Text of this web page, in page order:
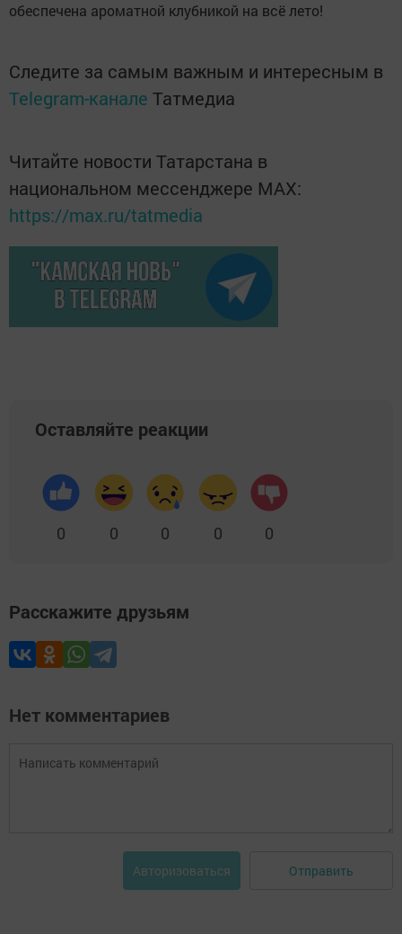
обеспечена ароматной клубникой на всё лето!
Следите за самым важным и интересным в
Telegram-канале Татмедиа
Читайте новости Татарстана в
национальном мессенджере MАХ:
https://max.ru/tatmedia
Оставляйте реакции
0 0 0 0 0
Расскажите друзьям
Нет комментариев
Авторизоваться Отправить